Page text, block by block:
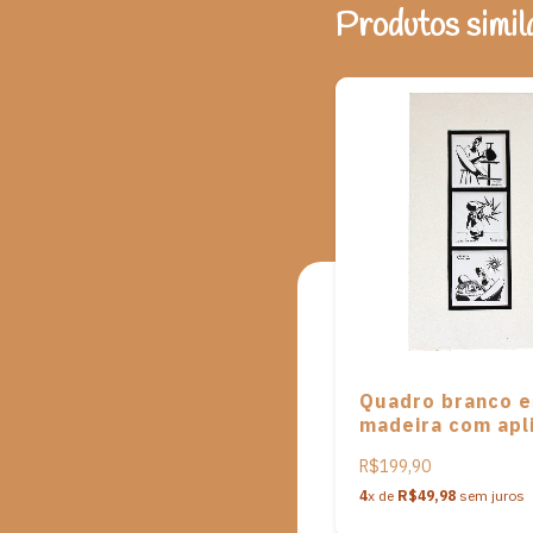
Produtos
Quadro branco
madeira com
estampadas em
serigrafia de
R$199,90
4x de R$49,98 sem juros